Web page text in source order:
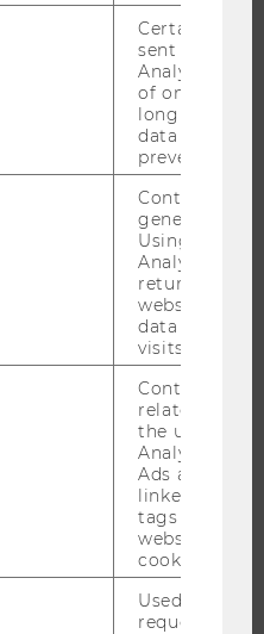
Certain data
sent to
Analytics a
of once per
long as it is
data
prevented.
Contains a
generated
Using this
Analytics can
returning
website and
data from
visits.
Contains
related
the user. If
Analytics and
Ads accounts
linked, the
tags on the
website read
cookie.
Used to
request rate.